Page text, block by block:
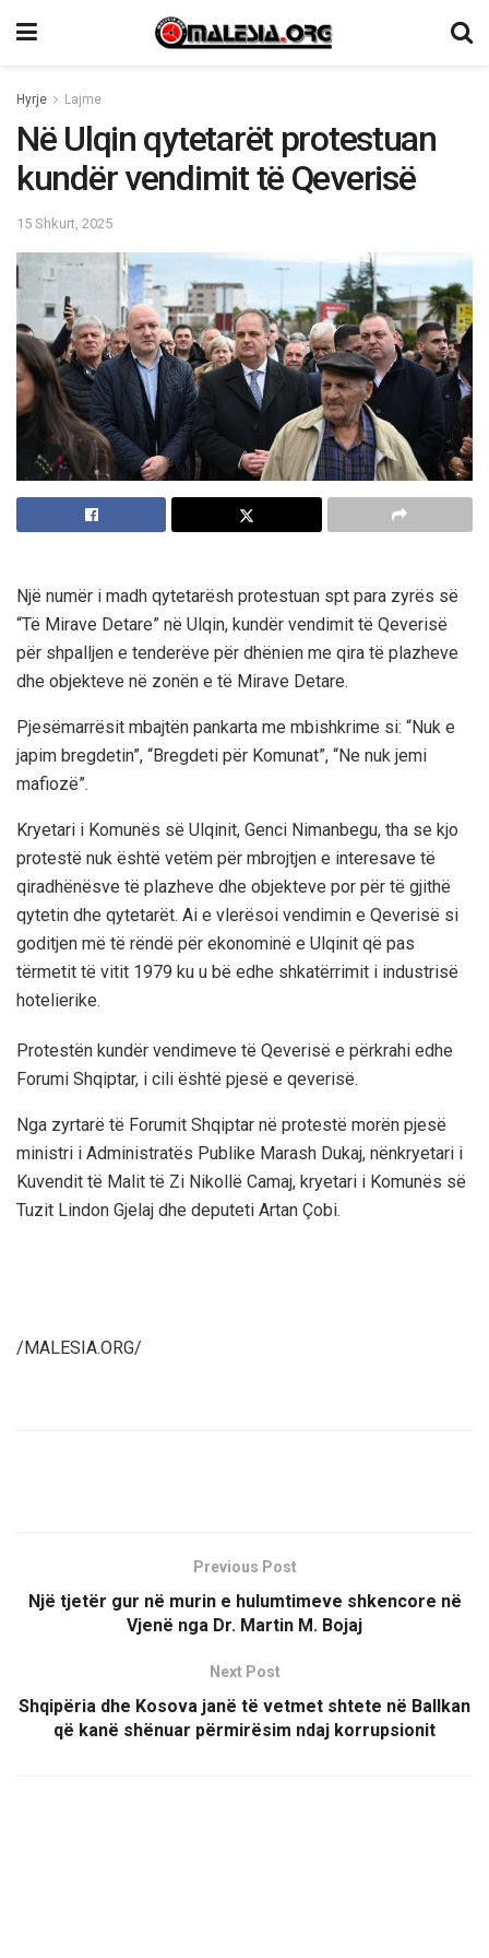
Hyrje Lajme
Në Ulqin qytetarët protestuan
kundër vendimit të Qeverisë
15 Shkurt, 2025
Një numër i madh qytetarësh protestuan spt para zyrës së
“Të Mirave Detare” në Ulqin, kundër vendimit të Qeverisë
për shpalljen e tenderëve për dhënien me qira të plazheve
dhe objekteve në zonën e të Mirave Detare.
Pjesëmarrësit mbajtën pankarta me mbishkrime si: “Nuk e
japim bregdetin”, “Bregdeti për Komunat”, “Ne nuk jemi
mafiozë”.
Kryetari i Komunës së Ulqinit, Genci Nimanbegu, tha se kjo
protestë nuk është vetëm për mbrojtjen e interesave të
qiradhënësve të plazheve dhe objekteve por për të gjithë
qytetin dhe qytetarët. Ai e vlerësoi vendimin e Qeverisë si
goditjen më të rëndë për ekonominë e Ulqinit që pas
tërmetit të vitit 1979 ku u bë edhe shkatërrimit i industrisë
hotelierike.
Protestën kundër vendimeve të Qeverisë e përkrahi edhe
Forumi Shqiptar, i cili është pjesë e qeverisë.
Nga zyrtarë të Forumit Shqiptar në protestë morën pjesë
ministri i Administratës Publike Marash Dukaj, nënkryetari i
Kuvendit të Malit të Zi Nikollë Camaj, kryetari i Komunës së
Tuzit Lindon Gjelaj dhe deputeti Artan Çobi.
/MALESIA.ORG/
Previous Post
Një tjetër gur në murin e hulumtimeve shkencore në
Vjenë nga Dr. Martin M. Bojaj
Next Post
Shqipëria dhe Kosova janë të vetmet shtete në Ballkan
që kanë shënuar përmirësim ndaj korrupsionit